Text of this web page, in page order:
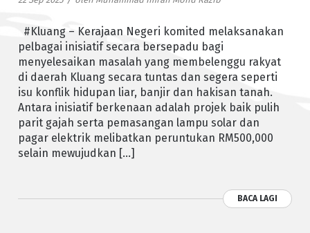
#Kluang – Kerajaan Negeri komited melaksanakan
pelbagai inisiatif secara bersepadu bagi
menyelesaikan masalah yang membelenggu rakyat
di daerah Kluang secara tuntas dan segera seperti
isu konflik hidupan liar, banjir dan hakisan tanah.
Antara inisiatif berkenaan adalah projek baik pulih
parit gajah serta pemasangan lampu solar dan
pagar elektrik melibatkan peruntukan RM500,000
selain mewujudkan […]
BACA LAGI